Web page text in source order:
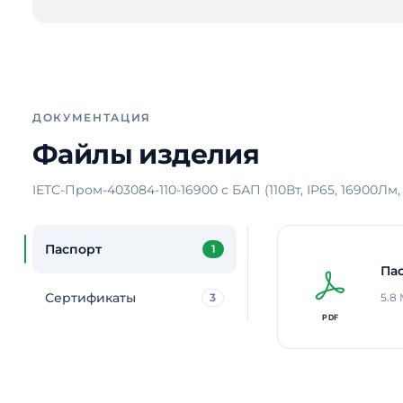
ДОКУМЕНТАЦИЯ
Файлы изделия
IETC-Пром-403084-110-16900 с БАП (110Вт, IP65,
Паспорт 1
Сертификаты 3 5.8